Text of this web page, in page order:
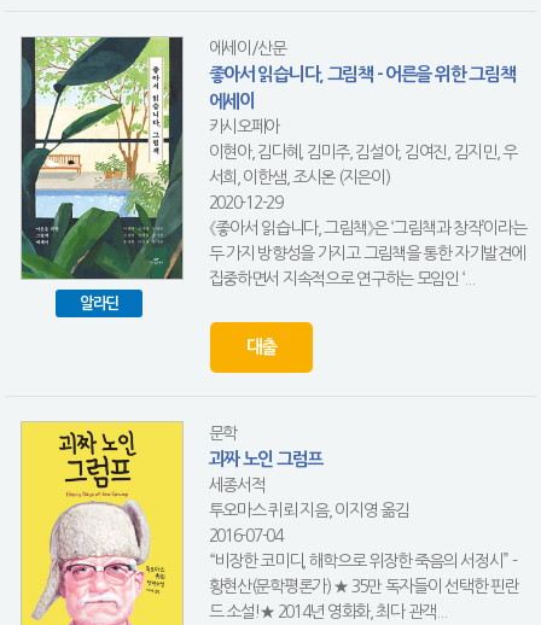
알라딘
에세이/산문
좋아서 읽습니다, 그림책 - 어른을 위한 그림책
에세이
카시오페아
이현아, 김다혜, 김미주, 김설아, 김여진, 김지민, 우
서희, 이한샘, 조시온 (지은이)
2020-12-29
《좋아서 읽습니다, 그림책》은 ‘그림책과 창작’이라는
두 가지 방향성을 가지고 그림책을 통한 자기발견에
집중하면서 지속적으로 연구하는 모임인 ‘...
대출
문학
괴짜 노인 그럼프
세종서적
투오마스 퀴뢰 지음, 이지영 옮김
2016-07-04
“비장한 코미디, 해학으로 위장한 죽음의 서정시” -
황현산(문학평론가) ★ 35만 독자들이 선택한 핀란
드 소설!★ 2014년 영화화, 최다 관객...